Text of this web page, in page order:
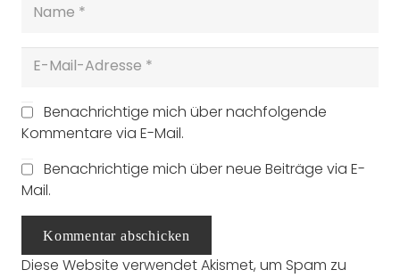
Benachrichtige mich über nachfolgende
Kommentare via E-Mail.
Benachrichtige mich über neue Beiträge via E-
Mail.
Kommentar abschicken
Diese Website verwendet Akismet, um Spam zu